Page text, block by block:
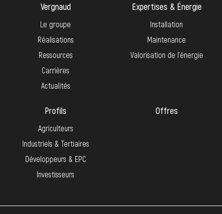
Vergnaud
Le groupe
Réalisations
Ressources
Carrières
Actualités
Expertises & Énergie
Installation
Maintenance
Valorisation de l’énergie
Profils
Agriculteurs
Industriels & Tertiaires
Développeurs & EPC
Investisseurs
Offres